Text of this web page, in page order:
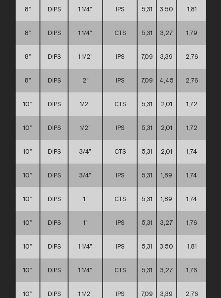
8” DIPS 1 1/4” IPS 5,31 3,50 1,81
8” DIPS 1 1/4” CTS 5,31 3,27 1,79
8” DIPS 1 1/2” IPS 7,09 3,39 2,76
8” DIPS 2” IPS 7,09 4,45 2,76
10” DIPS 1/2” CTS 5,31 2,01 1,72
10” DIPS 1/2” IPS 5,31 2,01 1,72
10” DIPS 3/4” CTS 5,31 2,01 1,74
10” DIPS 3/4” IPS 5,31 1,89 1,74
10” DIPS 1” CTS 5,31 1,89 1,74
10” DIPS 1” IPS 5,31 3,27 1,76
10” DIPS 1 1/4” IPS 5,31 3,50 1,81
10” DIPS 1 1/4” CTS 5,31 3,27 1,76
10” DIPS 1 1/2” IPS 7,09 3,39 2,76